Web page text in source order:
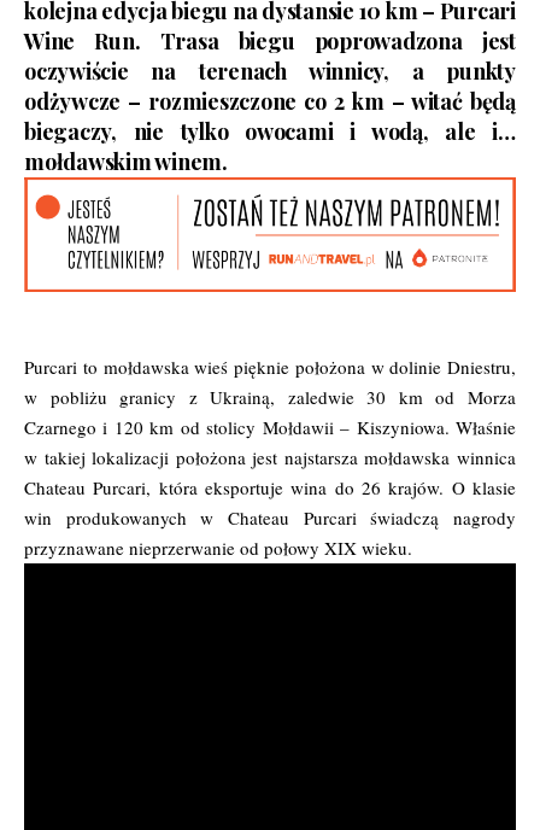
kolejna edycja biegu na dystansie 10 km – Purcari
Wine Run. Trasa biegu poprowadzona jest
oczywiście na terenach winnicy, a punkty
odżywcze – rozmieszczone co 2 km – witać będą
biegaczy, nie tylko owocami i wodą, ale i…
mołdawskim winem.
Purcari to mołdawska wieś pięknie położona w dolinie Dniestru,
w pobliżu granicy z Ukrainą, zaledwie 30 km od Morza
Czarnego i 120 km od stolicy Mołdawii – Kiszyniowa. Właśnie
w takiej lokalizacji położona jest najstarsza mołdawska winnica
Chateau Purcari, która eksportuje wina do 26 krajów. O klasie
win produkowanych w Chateau Purcari świadczą nagrody
przyznawane nieprzerwanie od połowy XIX wieku.